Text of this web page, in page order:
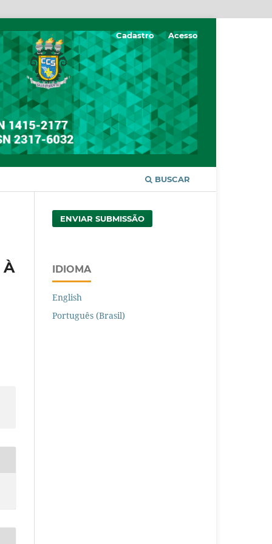
BUSCAR
Cadastro Acesso
À
ENVIAR SUBMISSÃO
IDIOMA
English
Português (Brasil)